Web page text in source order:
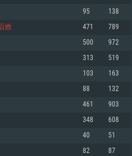
Radeon 77XX / NVIDIA
supportée par le jeu est de 720p
processeurs Intel Xeon ne sont
ou analogue AMD/Nvidia. La
est de 720p.
plus modernes
drivers (moins de 6 mois) /
supportée par le jeu est de
95 138
效 471 789
500 972
313 519
103 163
88 132
461 903
348 608
40 51
82 87